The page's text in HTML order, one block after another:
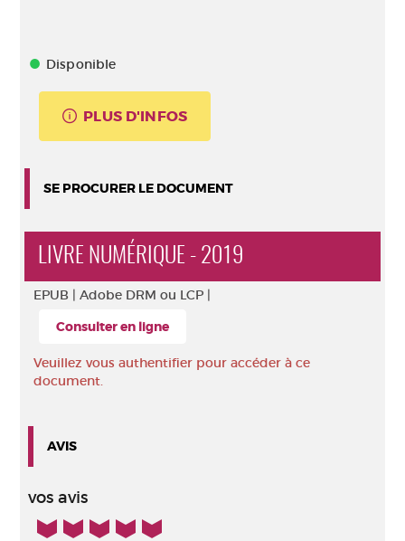
Disponible
PLUS D'INFOS
SE PROCURER LE DOCUMENT
LIVRE NUMÉRIQUE - 2019
EPUB | Adobe DRM ou LCP |
Consulter en ligne
Veuillez vous authentifier pour accéder à ce
document.
AVIS
vos avis
5/5